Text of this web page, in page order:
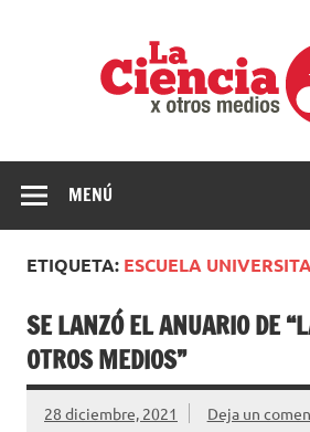
MENÚ
ETIQUETA: ESCUELA
SE LANZÓ EL ANUARIO DE
OTROS MEDIOS”
28 diciembre, 2021 Deja un